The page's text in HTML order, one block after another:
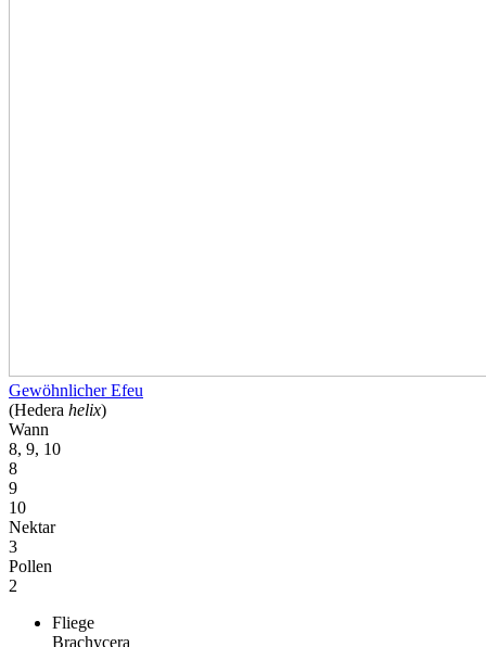
Gewöhnlicher Efeu
(Hedera helix)
Wann
8, 9, 10
8
9
10
Nektar
3
Pollen
2
Fliege
Brachycera